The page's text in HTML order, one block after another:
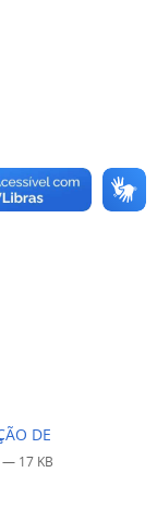
DE
— 17 KB